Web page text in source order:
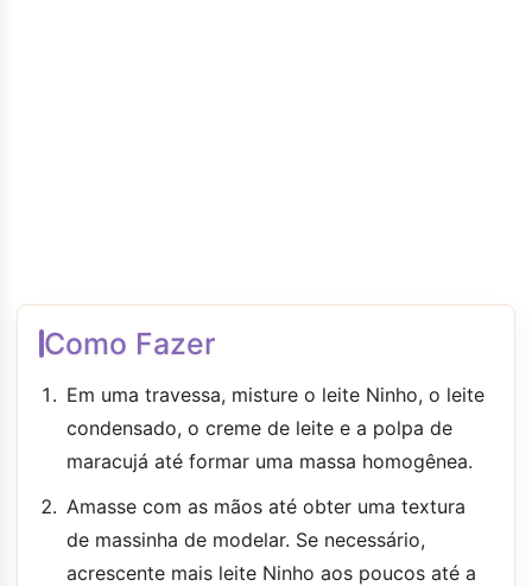
Como Fazer
Em uma travessa, misture o leite Ninho, o leite
condensado, o creme de leite e a polpa de
maracujá até formar uma massa homogênea.
Amasse com as mãos até obter uma textura
de massinha de modelar. Se necessário,
acrescente mais leite Ninho aos poucos até a